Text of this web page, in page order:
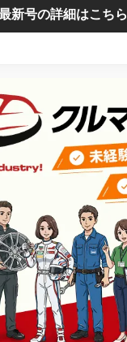
新号の詳細はこちら